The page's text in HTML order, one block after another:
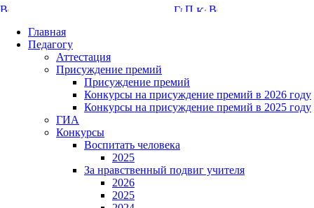
Главная
Педагогу
Аттестация
Присуждение премий
Присуждение премий
Конкурсы на присуждение премий в 2026 году
Конкурсы на присуждение премий в 2025 году
ГИА
Конкурсы
Воспитать человека
2025
За нравственный подвиг учителя
2026
2025